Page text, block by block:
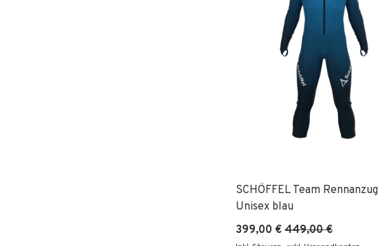
SCHÖFFEL Team Rennanzug
Unisex blau
399,00 € 449,00 €